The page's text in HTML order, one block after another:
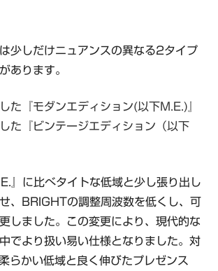
少しだけニュアンスの異なる2タイプ
あります。
た『モダンエディション(以下M.E.)』
た『ビンテージエディション（以下
』に比べタイトな低域と少し張り出し
、BRIGHTの調整周波数を低くし、可
しました。この変更により、現代的な
でより扱い易い仕様となりました。対
らかい低域と良く伸びたプレゼンス